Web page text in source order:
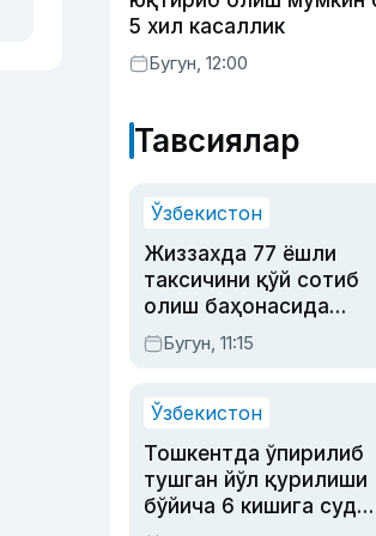
5 хил касаллик
Бугун, 12:00
Тавсиялар
Ўзбекистон
Жиззахда 77 ёшли
таксичини қўй сотиб
олиш баҳонасида
яйловга олиб бориб
ўлдирган йигит 20
Бугун, 11:15
Ўзбекистон
Тошкентда ўпирилиб
тушган йўл қурилиши
бўйича 6 кишига суд